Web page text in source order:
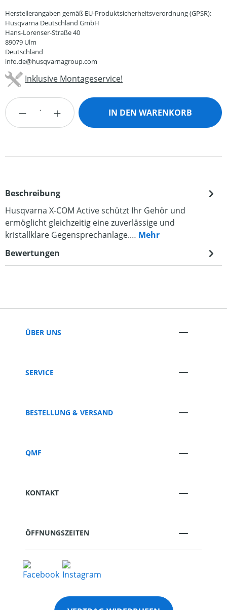
Herstellerangaben gemäß EU-Produktsicherheitsverordnung (GPSR):
Husqvarna Deutschland GmbH
Hans-Lorenser-Straße 40
89079 Ulm
Deutschland
info.de@husqvarnagroup.com
Inklusive Montageservice!
Produkt Anzahl: Gib den gewünschten
IN DEN WARENKORB
Beschreibung
Husqvarna X-COM Active schützt Ihr Gehör und
ermöglicht gleichzeitig eine zuverlässige und
kristallklare Gegensprechanlage.… Mehr
Bewertungen
ÜBER UNS
SERVICE
BESTELLUNG & VERSAND
QMF
KONTAKT
ÖFFNUNGSZEITEN